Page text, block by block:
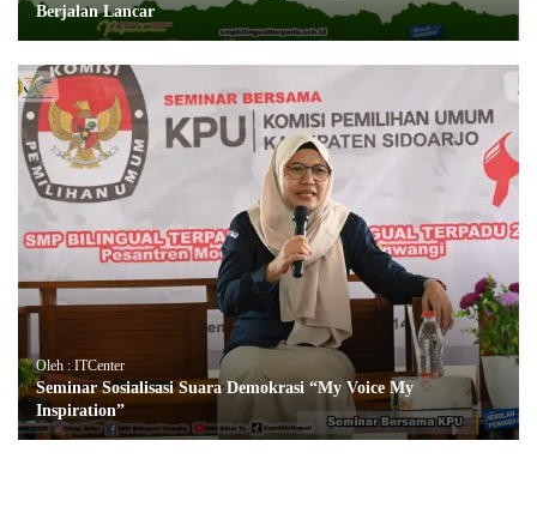
Berjalan Lancar
Oleh : ITCenter
Seminar Sosialisasi Suara Demokrasi “My Voice My
Inspiration”